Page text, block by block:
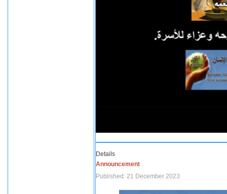
Details
Announcement
Published: 21 December 2023